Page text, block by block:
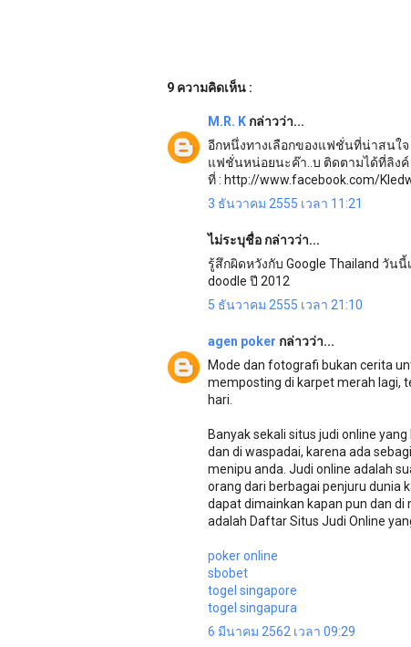
9 ความคิดเห็น :
M.R. K กล่าวว่า...
อีกหนึ่งทางเลือกของแฟชั่นที่น่าสนใ
แฟชั่นหน่อยนะค๊า..บ ติดตามได้ที่ลิงค์
ที่ : http://www.facebook.com/
3 ธันวาคม 2555 เวลา 11:21
ไม่ระบุชื่อ กล่าวว่า...
รู้สึกผิดหวังกับ Google Thailand วัน
doodle ปี 2012
5 ธันวาคม 2555 เวลา 21:10
agen poker กล่าวว่า...
Mode dan fotografi bukan cerita
memposting di karpet merah lagi,
hari.
Banyak sekali situs judi online
dan di waspadai, karena ada
menipu anda. Judi online adalah
orang dari berbagai penjuru dunia
dapat dimainkan kapan pun dan
adalah Daftar Situs Judi Online
poker online
sbobet
togel singapore
togel singapura
6 มีนาคม 2562 เวลา 09:29